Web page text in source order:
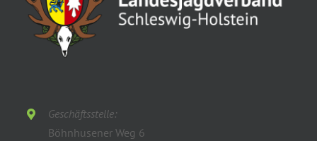
Geschäftsstelle:
Böhnhusener Weg 6